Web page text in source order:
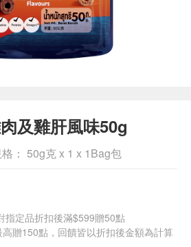
及雞肝風味50g
： 50g克 x 1 x 1Bag包
指定品折扣後滿$599贈50點
贈150點，回饋皆以折扣後金額為計算